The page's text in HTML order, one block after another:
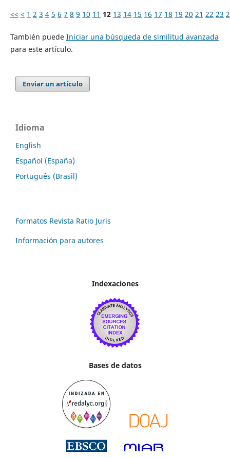
<< < 1 2 3 4 5 6 7 8 9 10 11 12 13 14 15 16 17 18 19 20 21 22 23
También puede Iniciar una búsqueda de similitud avanzada
para este artículo.
Enviar un artículo
Idioma
English
Español (España)
Português (Brasil)
Formatos Revista Ratio Juris
Información para autores
Indexaciones
Bases de datos